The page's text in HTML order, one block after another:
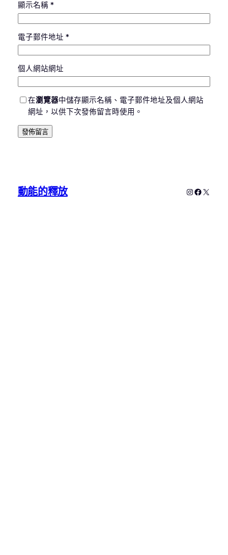
顯示名稱 *
電子郵件地址 *
個人網站網址
在瀏覽器中儲存顯示名稱、電子郵件地址及個人網站
網址，以供下次發佈留言時使用。
動能的釋放 Instagram
X